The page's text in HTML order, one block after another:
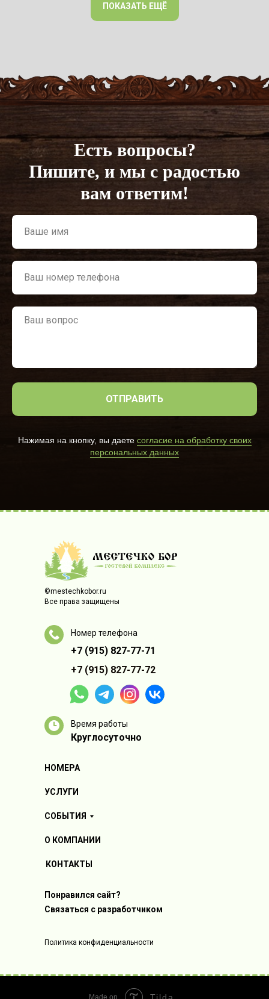
ПОКАЗАТЬ ЕЩЁ
Есть вопросы?
Пишите, и мы с радостью
вам ответим!
ОТПРАВИТЬ
Нажимая на кнопку, вы даете согласие на обработку своих
персональных данных
НОМЕРА
УСЛУГИ
СОБЫТИЯ
О КОМПАНИИ
КОНТАКТЫ
©mestechkobor.ru
Все права защищены
+7 (915) 827-77-71
Время работы
Номер телефона
Круглосуточно
+7 (915) 827-77-72
Понравился сайт?
Политика конфиденциальности
Связаться с разработчиком
Made on